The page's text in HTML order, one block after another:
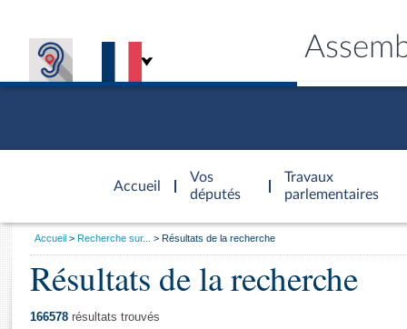
Accueil
d'accueil
Vos
députés
Travaux
parlementaires
Général
Vous
Accueil Recherche sur... Résultats de la recherche
Résultats de la recherche
166578 résultats trouvés